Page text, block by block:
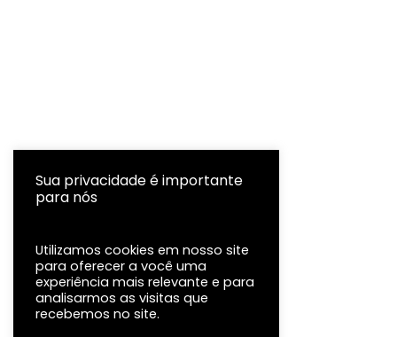
Sua privacidade é importante
para nós
Utilizamos cookies em nosso site
para oferecer a você uma
experiência mais relevante e para
analisarmos as visitas que
recebemos no site.